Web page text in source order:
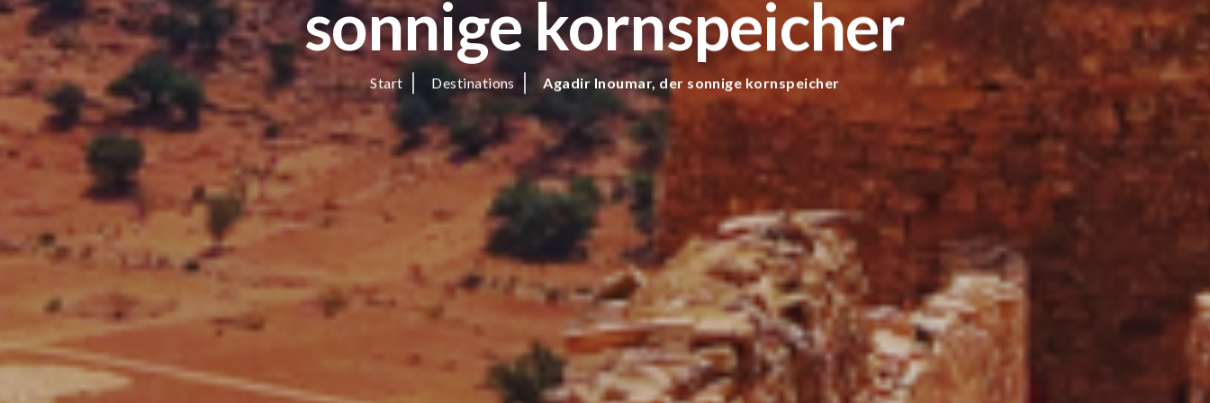
sonnige kornspeicher
Start Destinations Agadir Inoumar, der sonnige kornspeicher